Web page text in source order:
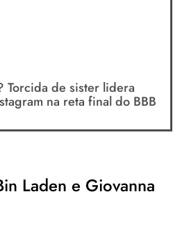
Torcida de sister lidera
na reta final do BBB
Laden e Giovanna